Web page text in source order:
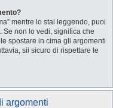
mentre lo stai leggendo, puoi
non lo vedi, significa che
spostare in cima gli argomenti
sii sicuro di rispettare le
argomenti